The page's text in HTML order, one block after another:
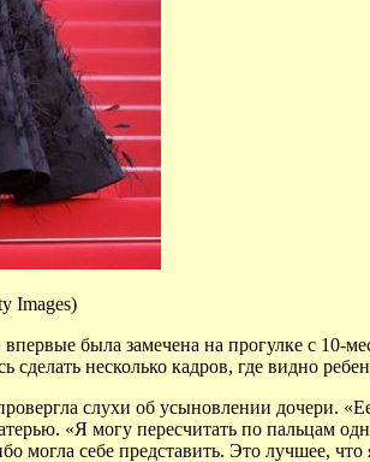
Images)
была замечена на прогулке с
несколько кадров, где видно
слухи об усыновлении дочери.
«Я могу пересчитать по пальцам
могла себе представить. Это лучшее, что